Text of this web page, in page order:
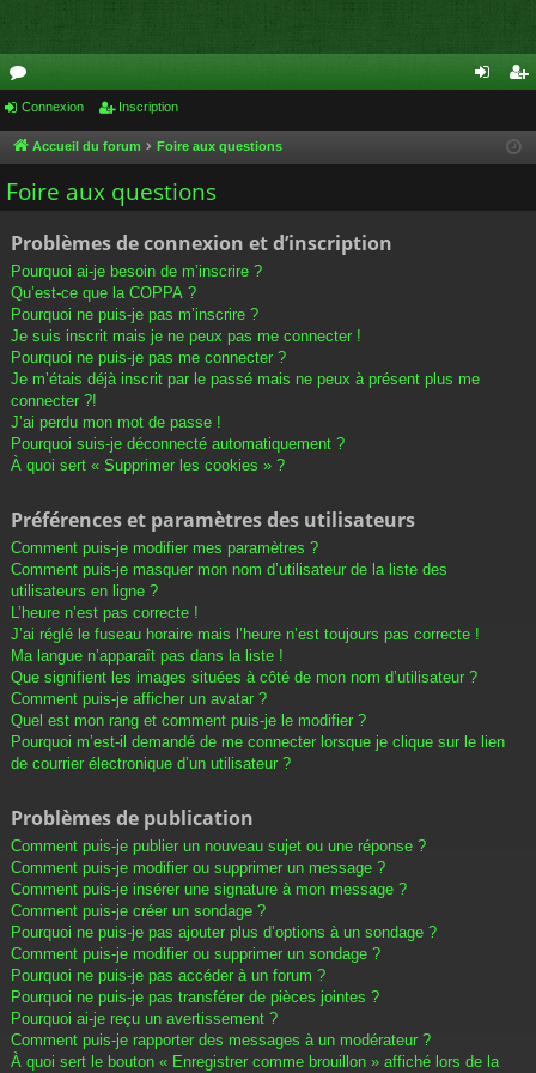
or
u
m
cri
Connexion Inscription
Accueil du forum Foire aux questions
Foire aux questions
Problèmes de connexion et d’inscription
Pourquoi ai-je besoin de m’inscrire ?
Qu’est-ce que la COPPA ?
Pourquoi ne puis-je pas m’inscrire ?
Je suis inscrit mais je ne peux pas me connecter !
Pourquoi ne puis-je pas me connecter ?
Je m’étais déjà inscrit par le passé mais ne peux à présent plus me
connecter ?!
J’ai perdu mon mot de passe !
Pourquoi suis-je déconnecté automatiquement ?
À quoi sert « Supprimer les cookies » ?
Préférences et paramètres des utilisateurs
Comment puis-je modifier mes paramètres ?
Comment puis-je masquer mon nom d’utilisateur de la liste des
utilisateurs en ligne ?
L’heure n’est pas correcte !
J’ai réglé le fuseau horaire mais l’heure n’est toujours pas correcte !
Ma langue n’apparaît pas dans la liste !
Que signifient les images situées à côté de mon nom d’utilisateur ?
Comment puis-je afficher un avatar ?
Quel est mon rang et comment puis-je le modifier ?
Pourquoi m’est-il demandé de me connecter lorsque je clique sur le lien
de courrier électronique d’un utilisateur ?
Problèmes de publication
Comment puis-je publier un nouveau sujet ou une réponse ?
Comment puis-je modifier ou supprimer un message ?
Comment puis-je insérer une signature à mon message ?
Comment puis-je créer un sondage ?
Pourquoi ne puis-je pas ajouter plus d’options à un sondage ?
Comment puis-je modifier ou supprimer un sondage ?
Pourquoi ne puis-je pas accéder à un forum ?
Pourquoi ne puis-je pas transférer de pièces jointes ?
Pourquoi ai-je reçu un avertissement ?
Comment puis-je rapporter des messages à un modérateur ?
À quoi sert le bouton « Enregistrer comme brouillon » affiché lors de la